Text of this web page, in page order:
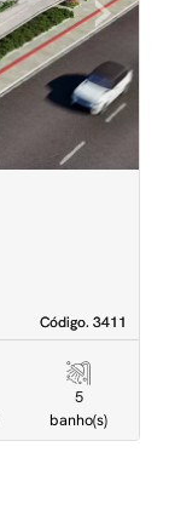
Next
Código. 3411
Código. 3411
5
banho(s)